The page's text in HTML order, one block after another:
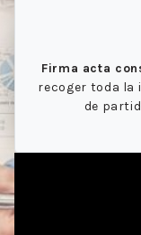
Firma acta
recoger toda la
de